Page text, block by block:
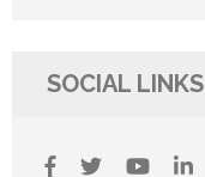
SOCIAL LINKS